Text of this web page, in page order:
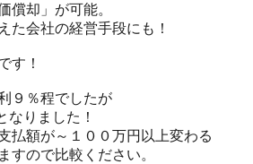
却」が可能。
会社の経営手段にも！
す！
％程でしたが
りました！
額が～１００万円以上変わる
ので比較ください。